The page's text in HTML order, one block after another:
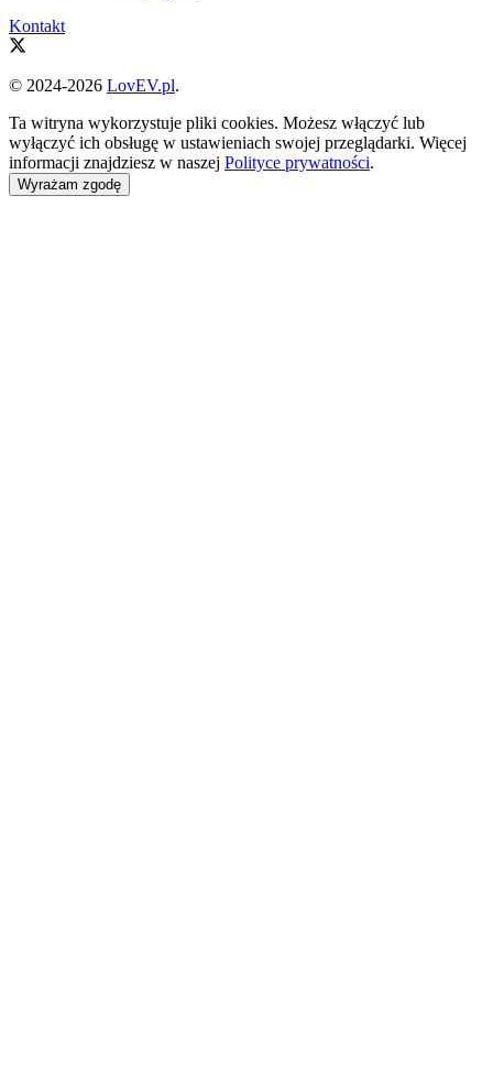
Kontakt
© 2024-2026 LovEV.pl.
Ta witryna wykorzystuje pliki cookies. Możesz włączyć lub
wyłączyć ich obsługę w ustawieniach swojej przeglądarki. Więcej
informacji znajdziesz w naszej Polityce prywatności.
Wyrażam zgodę